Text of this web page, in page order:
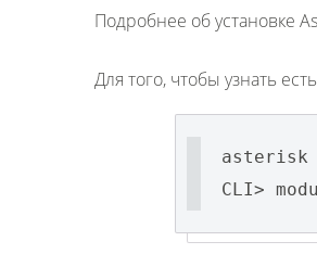
Подробнее об установке
Для того, чтобы узнать
asterisk
CLI>